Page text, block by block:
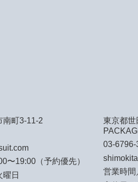
南町3-11-2
〜19:00（予約優先）
日
東京都世
03-6796-
営業時間